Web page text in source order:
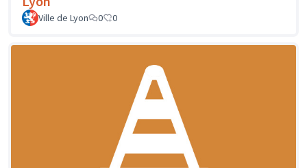
Ville de Lyon 0 0